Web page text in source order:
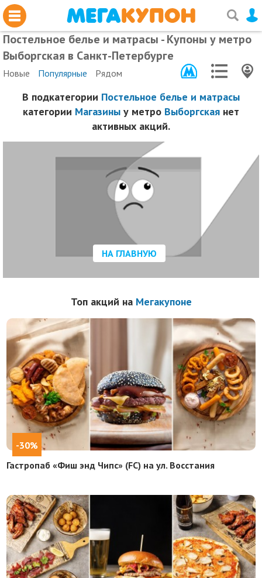
Постельное белье и матрасы - Купоны у метро
Выборгская в Санкт-Петербурге
Новые Популярные Рядом
В подкатегории Постельное белье и матрасы
категории Магазины у метро Выборгская нет
активных акций.
НА ГЛАВНУЮ
Топ акций на Мегакупоне
-30%
Гастропаб «Фиш энд Чипс» (FC) на ул. Восстания